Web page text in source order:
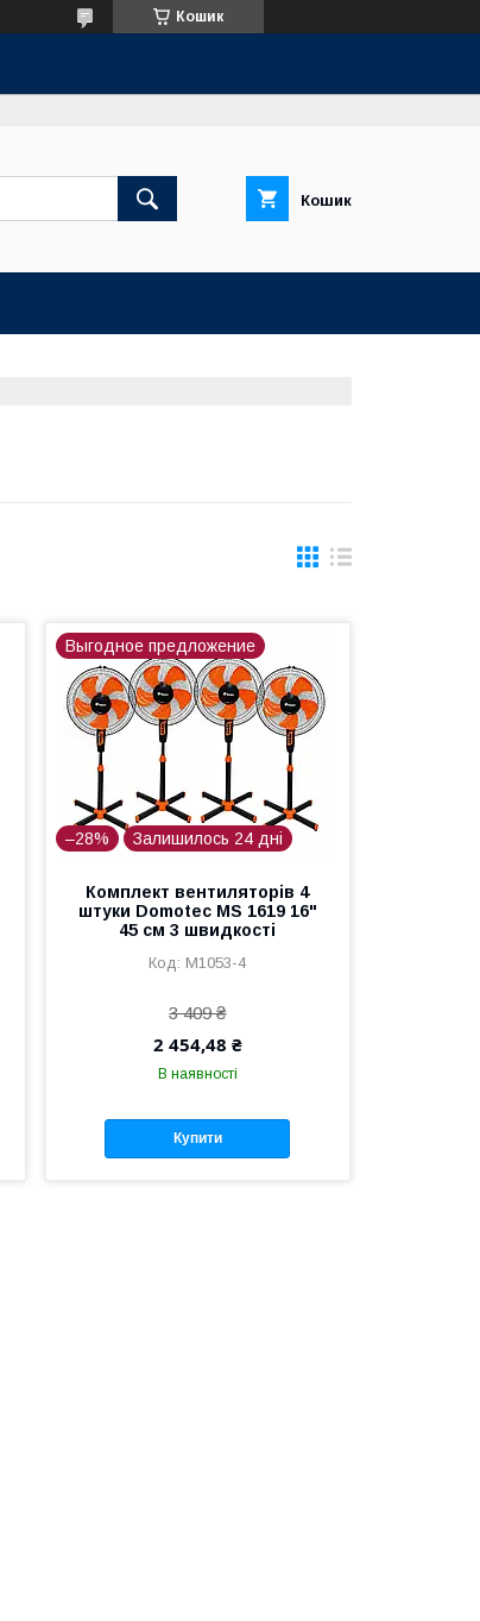
Кошик
Кошик
Выгодное предложение
–28% Залишилось 24 дні
Комплект вентиляторів 4
штуки Domotec MS 1619 16"
45 см 3 швидкості
M1053-4
3 409 ₴
2 454,48 ₴
В наявності
Купити